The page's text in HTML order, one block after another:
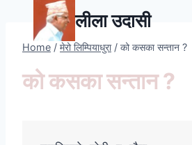
content
लीला उदासी
Home / मेरो लिम्पियाधुरा / को कसका सन्तान ?
को कसका सन्तान ?